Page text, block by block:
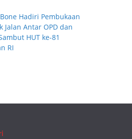
Hadiri Pembukaan
Jalan Antar OPD dan
HUT ke-81
RI